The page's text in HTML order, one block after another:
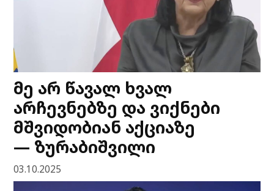
მე არ წავალ ხვალ
არჩევნებზე და ვიქნები
მშვიდობიან აქციაზე
— ზურაბიშვილი
03.10.2025